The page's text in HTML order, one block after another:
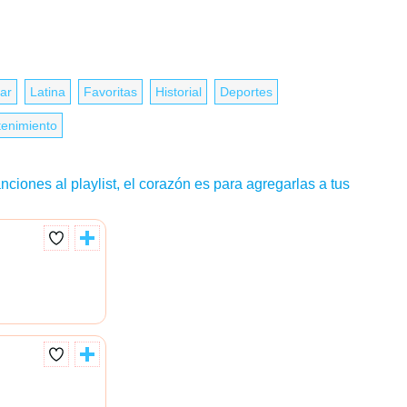
Latina Favoritas Historial Deportes
al playlist, el corazón es para agregarlas a tus